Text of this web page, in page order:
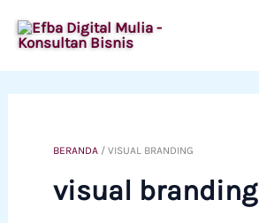
ke
BERANDA /VISUAL BRANDING
visual branding